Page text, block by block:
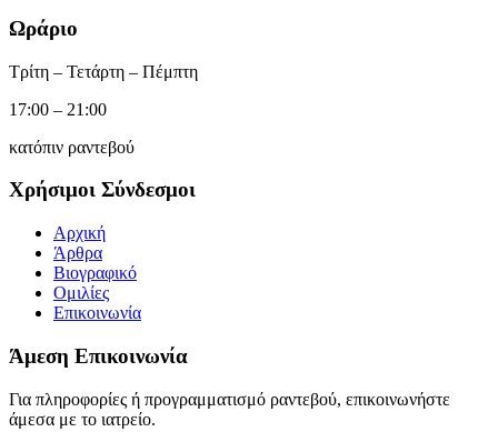
Ωράριο
Τρίτη – Τετάρτη – Πέμπτη
17:00 – 21:00
κατόπιν ραντεβού
Χρήσιμοι Σύνδεσμοι
Αρχική
Άρθρα
Βιογραφικό
Ομιλίες
Επικοινωνία
Άμεση Επικοινωνία
Για πληροφορίες ή προγραμματισμό ραντεβού, επικοινωνήστε
άμεσα με το ιατρείο.